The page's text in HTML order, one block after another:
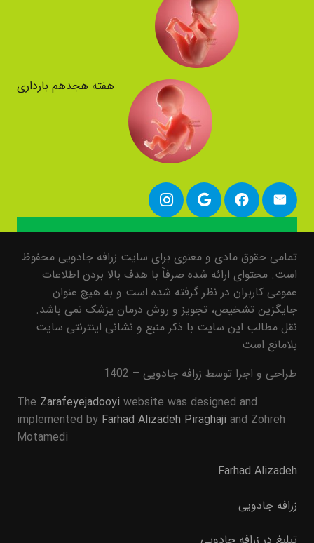
هفته هجدهم بارداری
تمامی حقوق مادی و معنوی برای سایت زرافه جادویی محفوظ
است. محتوای ارائه شده صرفاً با هدف بالا بردن اطلاعات
عمومی کاربران در نظر گرفته شده است و به هیچ عنوان
جایگزین تشخیص، تجویز و روش درمان پزشک نمی باشد.
نقل مطالب این سایت با ذکر منبع و نشانی اینترنتی سایت
بلامانع است
طراحی و اجرا توسط زرافه جادویی – 1402
The Zarafeyejadooyi website was designed and
implemented by Farhad Alizadeh Piraghaji and Zohreh
Motamedi
Farhad Alizadeh
زرافه جادویی